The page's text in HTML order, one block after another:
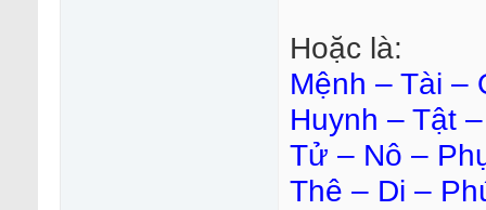
Hoặc là:
Mệnh – Tài –
Huynh – Tật
Tử – Nô –
Thê – Di –